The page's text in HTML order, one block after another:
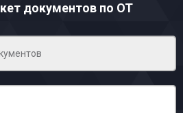
документов по ОТ